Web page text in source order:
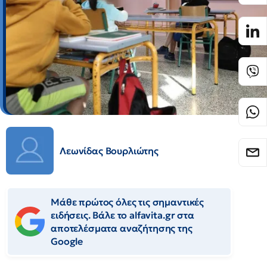
Λεωνίδας Βουρλιώτης
Μάθε πρώτος όλες τις σημαντικές
ειδήσεις. Βάλε το alfavita.gr στα
αποτελέσματα αναζήτησης της
Google